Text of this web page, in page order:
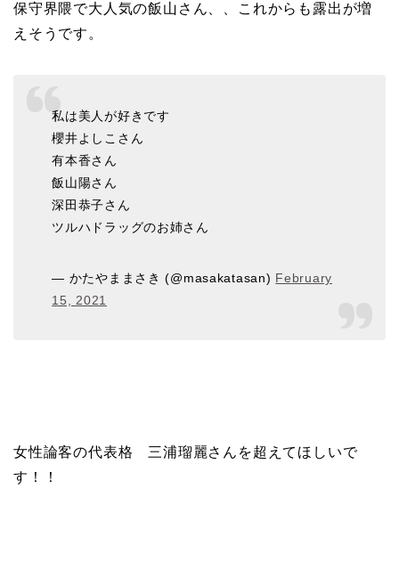
保守界隈で大人気の飯山さん、、これからも露出が増
えそうです。
私は美人が好きです
櫻井よしこさん
有本香さん
飯山陽さん
深田恭子さん
ツルハドラッグのお姉さん
— かたやままさき (@masakatasan) February
15, 2021
女性論客の代表格 三浦瑠麗さんを超えてほしいで
す！！